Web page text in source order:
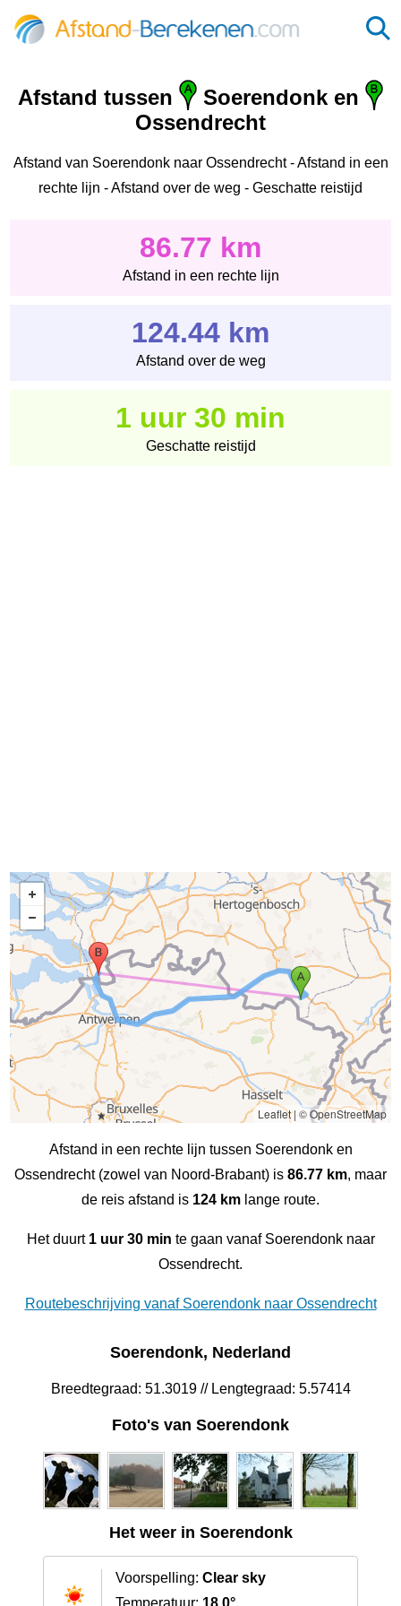
Afstand tussen
Soerendonk en
Ossendrecht
Afstand van Soerendonk naar Ossendrecht - Afstand in een
rechte lijn - Afstand over de weg - Geschatte reistijd
86.77 km
Afstand in een rechte lijn
124.44 km
Afstand over de weg
1 uur 30 min
Geschatte reistijd
Leaflet| © OpenStreetMap
Afstand in een rechte lijn tussen Soerendonk en
Ossendrecht (zowel van Noord-Brabant) is 86.77 km, maar
de reis afstand is 124 km lange route.
Het duurt 1 uur 30 min te gaan vanaf Soerendonk naar
Ossendrecht.
Routebeschrijving vanaf Soerendonk naar Ossendrecht
Soerendonk, Nederland
Breedtegraad: 51.3019 // Lengtegraad: 5.57414
Foto's van Soerendonk
Het weer in Soerendonk
Voorspelling: Clear sky